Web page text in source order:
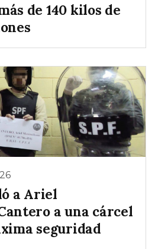
de 140 kilos de
a Ariel
a una cárcel
seguridad